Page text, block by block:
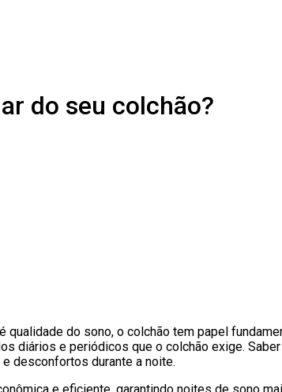
do seu colchão?
do sono, o colchão tem papel
diários e periódicos que o colchão exige.
desconfortos durante a noite.